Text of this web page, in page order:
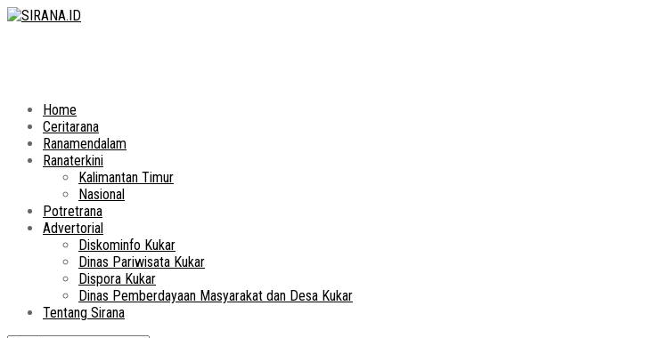
Home
Ceritarana
Ranamendalam
Ranaterkini
Kalimantan Timur
Nasional
Potretrana
Advertorial
Diskominfo Kukar
Dinas Pariwisata Kukar
Dispora Kukar
Dinas Pemberdayaan Masyarakat dan Desa Kukar
Tentang Sirana